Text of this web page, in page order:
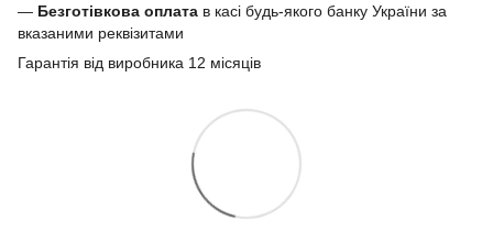
— Безготівкова оплата в касі будь-якого банку України за
вказаними реквізитами
Гарантія від виробника 12 місяців